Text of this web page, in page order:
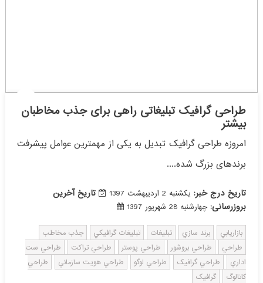
طراحی گرافیک تبلیغاتی راهی برای جذب مخاطبان
بیشتر
امروزه طراحی گرافیک تبدیل به یکی از مهمترین عوامل پیشرفت
برندهای بزرگ شده....
تاریخ درج خبر: یکشنبه 2 اردیبهشت 1397
تاریخ آخرین
بروزرسانی: چهارشنبه 28 شهریور 1397
بازاريابي برند سازي تبليغات تبليغات گرافيکي
جذب مخاطب
طراحي
طراحي بروشور طراحي پوستر طراحي تراکت
طراحي ست
اداري
طراحي گرافيک طراحي لوگو طراحي هويت سازماني
طراحي
کاتالوگ
گرافيک